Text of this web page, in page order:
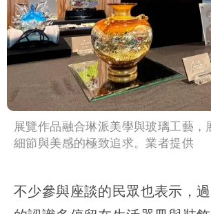
展覽作品融合琳派美學與玻璃工藝，
細節與美感的極致追求。業者提供
不少參與座談的民眾也表示，